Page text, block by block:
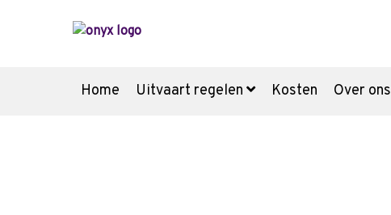
Home Uitvaart regelen Kosten Over ons